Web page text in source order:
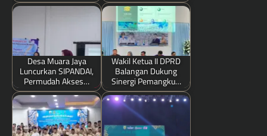
Desa Muara Jaya
Luncurkan SIPANDAI,
Permudah Akses…
Wakil Ketua II DPRD
Balangan Dukung
Sinergi Pemangku…